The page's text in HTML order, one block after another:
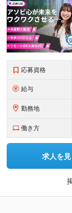
応募資格
給与
勤務地
働き方
求人を見